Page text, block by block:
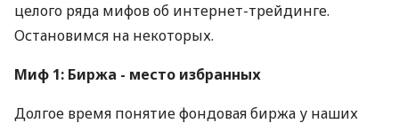
целого ряда мифов об интернет-трейдинге.
Остановимся на некоторых.
Миф 1: Биржа - место избранных
Долгое время понятие фондовая биржа у наших